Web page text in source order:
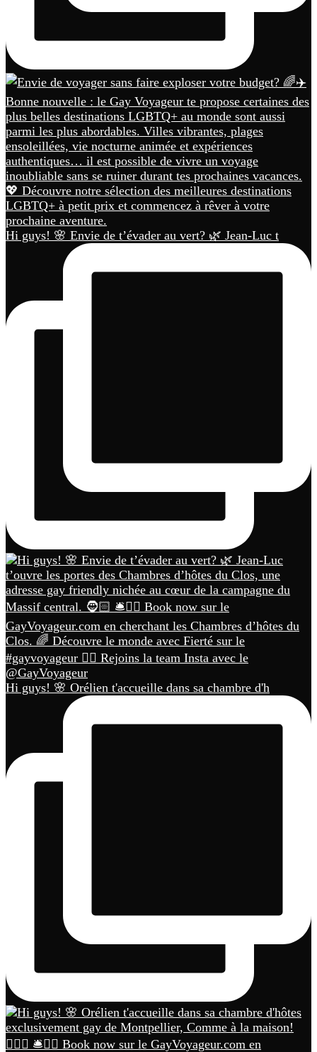
Hi guys! 🌸 Envie de t’évader au vert? 🌿 Jean-Luc t
Hi guys! 🌸 Orélien t'accueille dans sa chambre d'h